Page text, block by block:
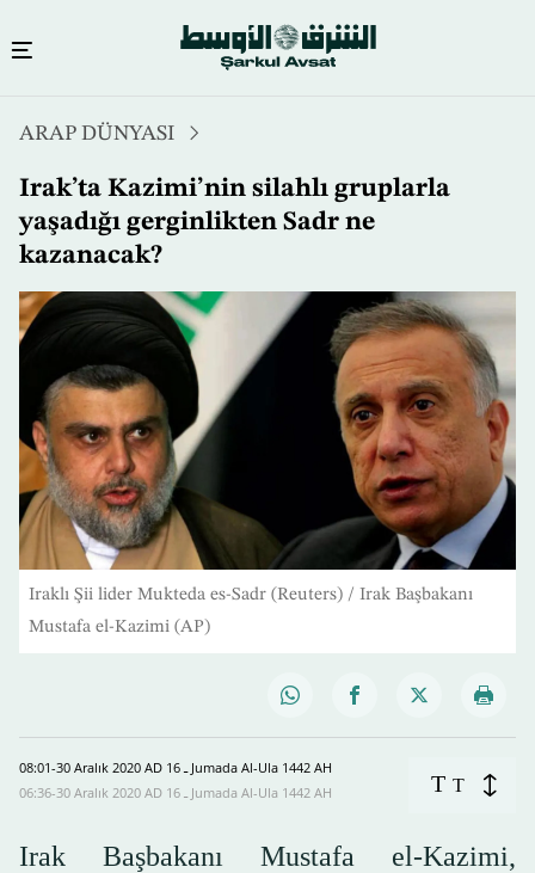
atla
ARAP DÜNYASI
Irak’ta Kazimi’nin silahlı gruplarla
yaşadığı gerginlikten Sadr ne
kazanacak?
Iraklı Şii lider Mukteda es-Sadr (Reuters) / Irak Başbakanı
Mustafa el-Kazimi (AP)
08:01-30 Aralık 2020 AD ـ 16 Jumada Al-Ula 1442 AH
06:36-30 Aralık 2020 AD ـ 16 Jumada Al-Ula 1442 AH
T T
Irak Başbakanı Mustafa el-Kazimi,